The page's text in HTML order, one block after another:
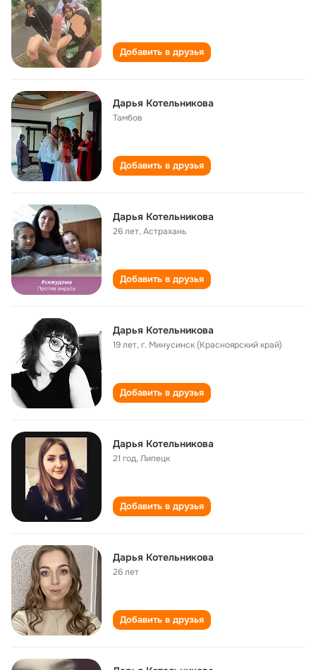
Добавить в друзья
Дарья Котельникова
Тамбов
Добавить в друзья
Дарья Котельникова
26 лет,Астрахань
Добавить в друзья
Дарья Котельникова
19 лет,г. Минусинск (Красноярский край)
Добавить в друзья
Дарья Котельникова
21 год,Липецк
Добавить в друзья
Дарья Котельникова
26 лет
Добавить в друзья